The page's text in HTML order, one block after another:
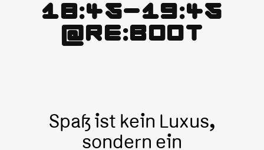
18:45-19:45
@RE:BOOT
Spaß ist kein Luxus,
sondern ein